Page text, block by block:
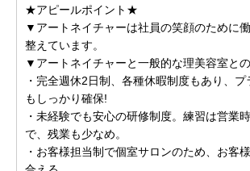
★アピールポイント★
▼アートネイチャーは社員の笑顔のために
整えています。
▼アートネイチャーと一般的な理美容室と
・完全週休2日制、各種休暇制度もあり、
もしっかり確保!
・未経験でも安心の研修制度。練習は営業
で、残業も少なめ。
・お客様担当制で個室サロンのため、お客